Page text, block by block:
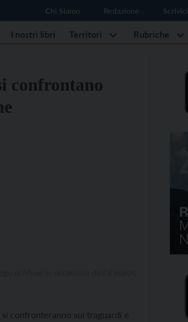
Chi Siamo Redazione Scrivici
I nostri libri Territori Rubriche
confrontano
si confronteranno sui traguardi e